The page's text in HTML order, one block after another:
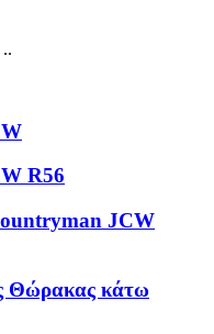
R56
JCW
Θώρακας κάτω